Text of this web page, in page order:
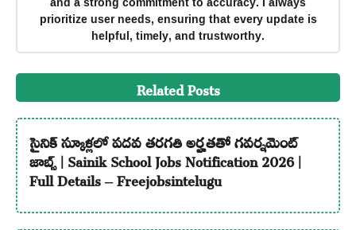
prioritize user needs, ensuring that every update is
helpful, timely, and trustworthy.
Related Posts
సైనిక్ స్కూళ్లలో పదవ తరగతి అర్హతతో గవర్నమెంట్
జాబ్స్ | Sainik School Jobs Notification 2026 |
Full Details – Freejobsintelugu